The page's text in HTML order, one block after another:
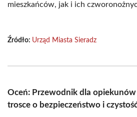
mieszkańców, jak i ich
Źródło: Urząd Miasta Sieradz
Oceń: Przewodnik dla
trosce o bezpieczeństwo i